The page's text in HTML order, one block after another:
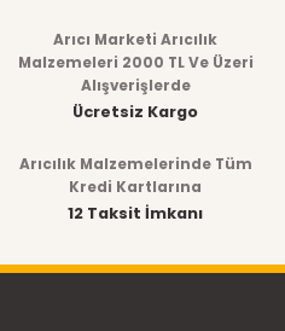
Arıcı Marketi Arıcılık
Malzemeleri 2000 TL Ve Üzeri
Alışverişlerde
Ücretsiz Kargo
Arıcılık Malzemelerinde Tüm
Kredi Kartlarına
12 Taksit İmkanı